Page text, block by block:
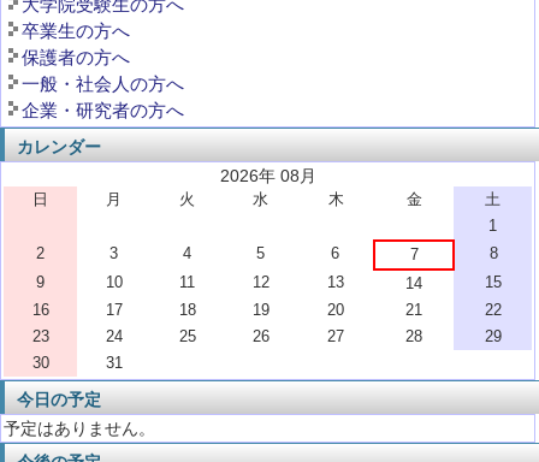
卒業生の方へ
保護者の方へ
一般・社会人の方へ
企業・研究者の方へ
カレンダー
2026年 08月
日 月 火 水 木 金
土
1
2
3 4 5 6 7
8
9
10 11 12 13 14
15
16
17 18 19 20 21
22
23
24 25 26 27 28
29
30
31
今日の予定
予定はありません。